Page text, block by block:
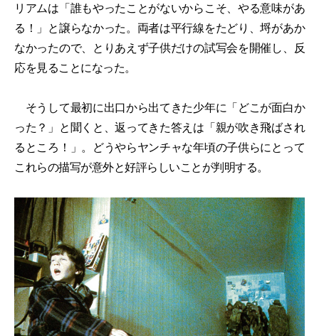
リアムは「誰もやったことがないからこそ、やる意味があ
る！」と譲らなかった。両者は平行線をたどり、埒があか
なかったので、とりあえず子供だけの試写会を開催し、反
応を見ることになった。
そうして最初に出口から出てきた少年に「どこが面白か
った？」と聞くと、返ってきた答えは「親が吹き飛ばされ
るところ！」。どうやらヤンチャな年頃の子供らにとって
これらの描写が意外と好評らしいことが判明する。